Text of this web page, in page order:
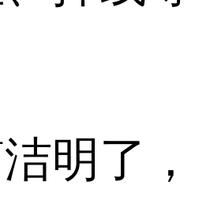
明了，